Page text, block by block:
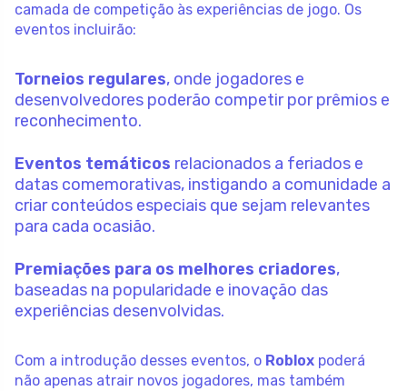
camada de competição às experiências de jogo. Os
eventos incluirão:
Torneios regulares, onde jogadores e
desenvolvedores poderão competir por prêmios e
reconhecimento.
Eventos temáticos relacionados a feriados e
datas comemorativas, instigando a comunidade a
criar conteúdos especiais que sejam relevantes
para cada ocasião.
Premiações para os melhores criadores,
baseadas na popularidade e inovação das
experiências desenvolvidas.
Com a introdução desses eventos, o Roblox poderá
não apenas atrair novos jogadores, mas também